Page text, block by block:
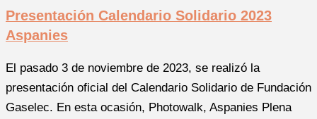
Presentación Calendario Solidario 2023
Aspanies
El pasado 3 de noviembre de 2023, se realizó la
presentación oficial del Calendario Solidario de Fundación
Gaselec. En esta ocasión, Photowalk, Aspanies Plena